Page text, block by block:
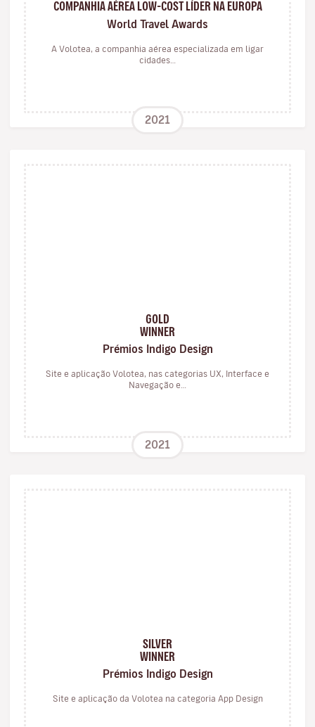
COMPANHIA AÉREA LOW-COST LÍDER NA EUROPA
World Travel Awards
A Volotea, a companhia aérea especializada em ligar
cidades…
2021
GOLD
WINNER
Prémios Indigo Design
Site e aplicação Volotea, nas categorias UX, Interface e
Navegação e…
2021
SILVER
WINNER
Prémios Indigo Design
Site e aplicação da Volotea na categoria App Design